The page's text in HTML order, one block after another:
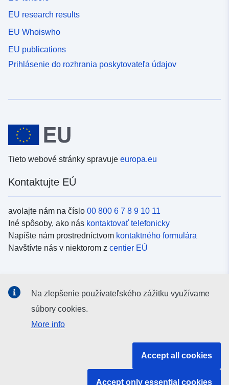
EU research results
EU Whoiswho
EU publications
Prihlásenie do rozhrania poskytovateľa údajov
Tieto webové stránky spravuje europa.eu
Kontaktujte EÚ
avolajte nám na číslo 00 800 6 7 8 9 10 11
Iné spôsoby, ako nás kontaktovať telefonicky
Napíšte nám prostredníctvom kontaktného formulára
Navštívte nás v niektorom z centier EÚ
Kanály EÚ nasociálnych médiách
Na zlepšenie používateľského zážitku využívame
súbory cookies.
More info
Accept all cookies
Accept only essential cookies